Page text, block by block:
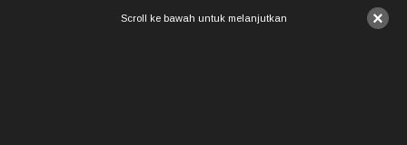
×
Scroll ke bawah untuk melanjutkan